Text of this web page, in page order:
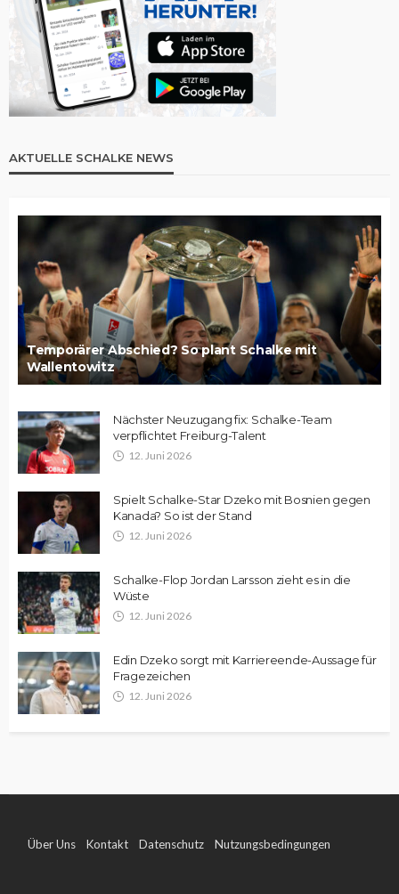
AKTUELLE SCHALKE NEWS
Temporärer Abschied? So plant Schalke mit
Wallentowitz
Nächster Neuzugang fix: Schalke-Team
verpflichtet Freiburg-Talent
12. Juni 2026
Spielt Schalke-Star Dzeko mit Bosnien gegen
Kanada? So ist der Stand
12. Juni 2026
Schalke-Flop Jordan Larsson zieht es in die
Wüste
12. Juni 2026
Edin Dzeko sorgt mit Karriereende-Aussage für
Fragezeichen
12. Juni 2026
Über Uns Kontakt Datenschutz Nutzungsbedingungen